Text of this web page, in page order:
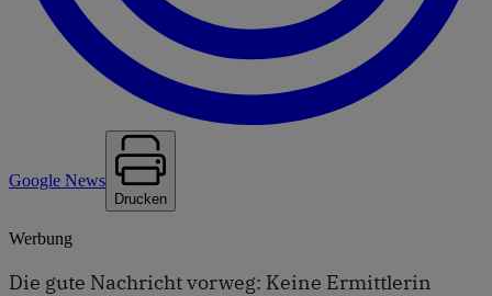
Google News
Drucken
Werbung
Die gute Nachricht vorweg: Keine Ermittlerin